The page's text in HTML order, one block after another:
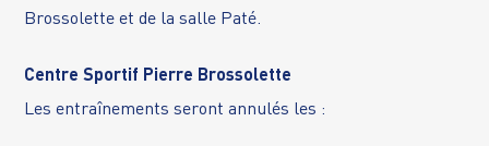
Brossolette et de la salle Paté.
Centre Sportif Pierre Brossolette
Les entraînements seront annulés les :